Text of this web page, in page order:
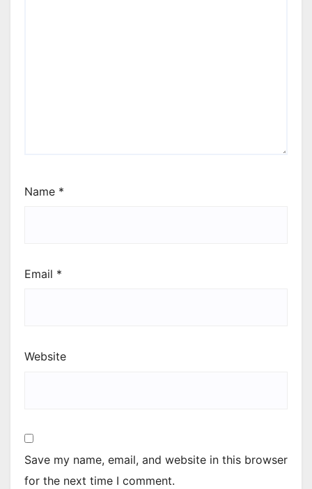
Name *
Email *
Website
Save my name, email, and website in this browser
for the next time I comment.